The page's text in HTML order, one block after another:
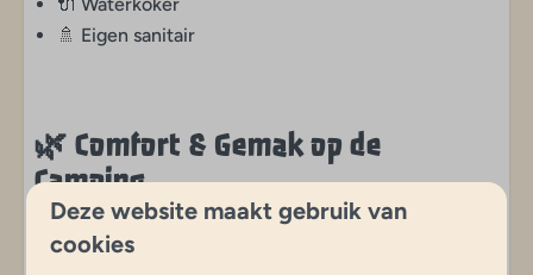
🚿 Eigen sanitair
🌿 Comfort & Gemak op de
Camping
Geniet van een zorgeloze vakantie
dankzij:
Deze website maakt gebruik van
cookies